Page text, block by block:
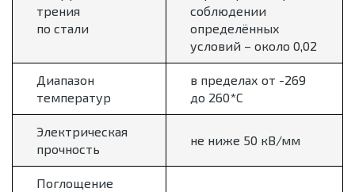
трения
по стали
соблюдении
определённых
условий – около 0,02
Диапазон
температур
в пределах от -269
до 260*С
Электрическая
прочность
не ниже 50 кВ/мм
Поглощение